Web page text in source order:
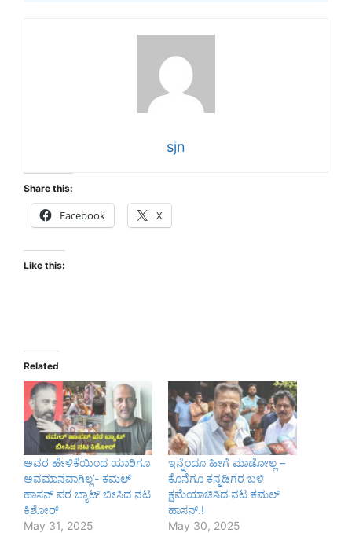
sjn
Share this:
Facebook X
Like this:
Related
ಅವರ ಹೇಳಿಕೆಯಿಂದ ಯಾರಿಗೂ
ಅವಮಾನವಾಗಿಲ್ಲ’- ಕಮಲ್‌
ಹಾಸನ್‌ ಪರ ಬ್ಯಾಟ್‌ ಬೀಸಿದ ನಟ
ಕಿಶೋರ್‌
May 31, 2025
ಇನ್ನೆಂದೂ ಹೀಗೆ ಮಾಡೋಲ್ಲ –
ಕೊನೆಗೂ ಕನ್ನಡಿಗರ ಬಳಿ
ಕ್ಷಮೆಯಾಚಿಸಿದ ನಟ ಕಮಲ್‌
ಹಾಸನ್.!‌
May 30, 2025